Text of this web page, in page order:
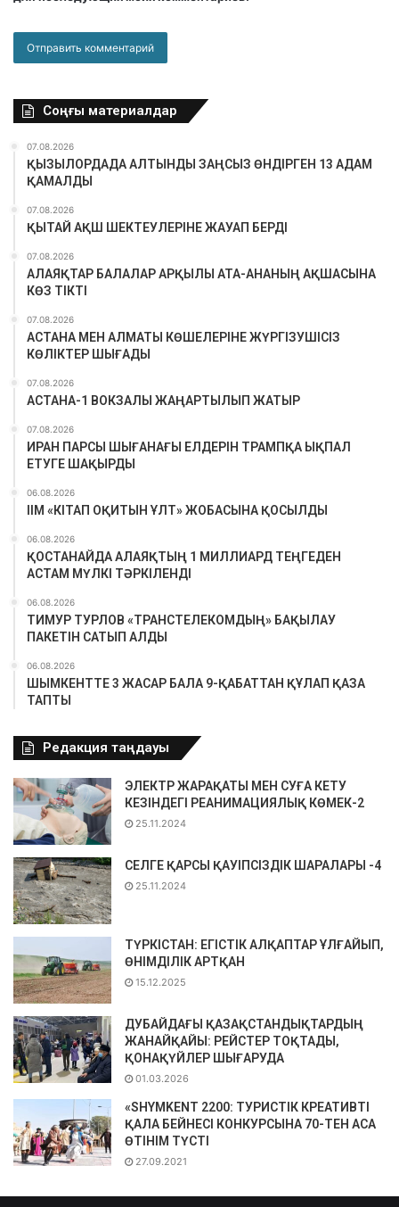
Соңғы материалдар
07.08.2026
ҚЫЗЫЛОРДАДА АЛТЫНДЫ ЗАҢСЫЗ ӨНДІРГЕН 13 АДАМ
ҚАМАЛДЫ
07.08.2026
ҚЫТАЙ АҚШ ШЕКТЕУЛЕРІНЕ ЖАУАП БЕРДІ
07.08.2026
АЛАЯҚТАР БАЛАЛАР АРҚЫЛЫ АТА-АНАНЫҢ АҚШАСЫНА
КӨЗ ТІКТІ
07.08.2026
АСТАНА МЕН АЛМАТЫ КӨШЕЛЕРІНЕ ЖҮРГІЗУШІСІЗ
КӨЛІКТЕР ШЫҒАДЫ
07.08.2026
АСТАНА-1 ВОКЗАЛЫ ЖАҢАРТЫЛЫП ЖАТЫР
07.08.2026
ИРАН ПАРСЫ ШЫҒАНАҒЫ ЕЛДЕРІН ТРАМПҚА ЫҚПАЛ
ЕТУГЕ ШАҚЫРДЫ
06.08.2026
ІІМ «КІТАП ОҚИТЫН ҰЛТ» ЖОБАСЫНА ҚОСЫЛДЫ
06.08.2026
ҚОСТАНАЙДА АЛАЯҚТЫҢ 1 МИЛЛИАРД ТЕҢГЕДЕН
АСТАМ МҮЛКІ ТӘРКІЛЕНДІ
06.08.2026
ТИМУР ТУРЛОВ «ТРАНСТЕЛЕКОМДЫҢ» БАҚЫЛАУ
ПАКЕТІН САТЫП АЛДЫ
06.08.2026
ШЫМКЕНТТЕ 3 ЖАСАР БАЛА 9-ҚАБАТТАН ҚҰЛАП ҚАЗА
ТАПТЫ
Редакция таңдауы
ЭЛЕКТР ЖАРАҚАТЫ МЕН СУҒА КЕТУ
КЕЗІНДЕГІ РЕАНИМАЦИЯЛЫҚ КӨМЕК-2
25.11.2024
СЕЛГЕ ҚАРСЫ ҚАУІПСІЗДІК ШАРАЛАРЫ -4
25.11.2024
ТҮРКІСТАН: ЕГІСТІК АЛҚАПТАР ҰЛҒАЙЫП,
ӨНІМДІЛІК АРТҚАН
15.12.2025
ДУБАЙДАҒЫ ҚАЗАҚСТАНДЫҚТАРДЫҢ
ЖАНАЙҚАЙЫ: РЕЙСТЕР ТОҚТАДЫ,
ҚОНАҚҮЙЛЕР ШЫҒАРУДА
01.03.2026
«SHYMKENT 2200: ТУРИСТІК КРЕАТИВТІ
ҚАЛА БЕЙНЕСІ КОНКУРСЫНА 70-ТЕН АСА
ӨТІНІМ ТҮСТІ
27.09.2021